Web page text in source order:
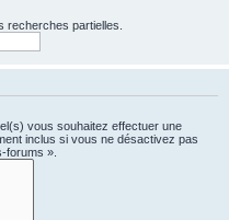
recherches partielles.
vous souhaitez effectuer une
inclus si vous ne désactivez pas
forums ».